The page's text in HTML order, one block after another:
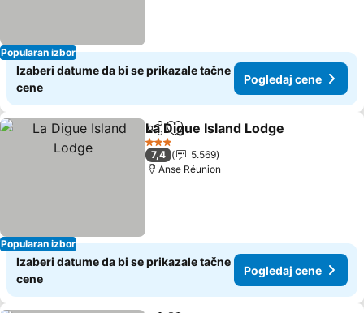
Popularan izbor
Izaberi datume da bi se prikazale tačne
cene
Pogledaj cene
Popularan izbor
Deli Dodati u favorite
La Digue Island Lodge
3 Zvezdice
7,4
5.569
Anse Réunion
Izaberi datume da bi se prikazale tačne
cene
Pogledaj cene